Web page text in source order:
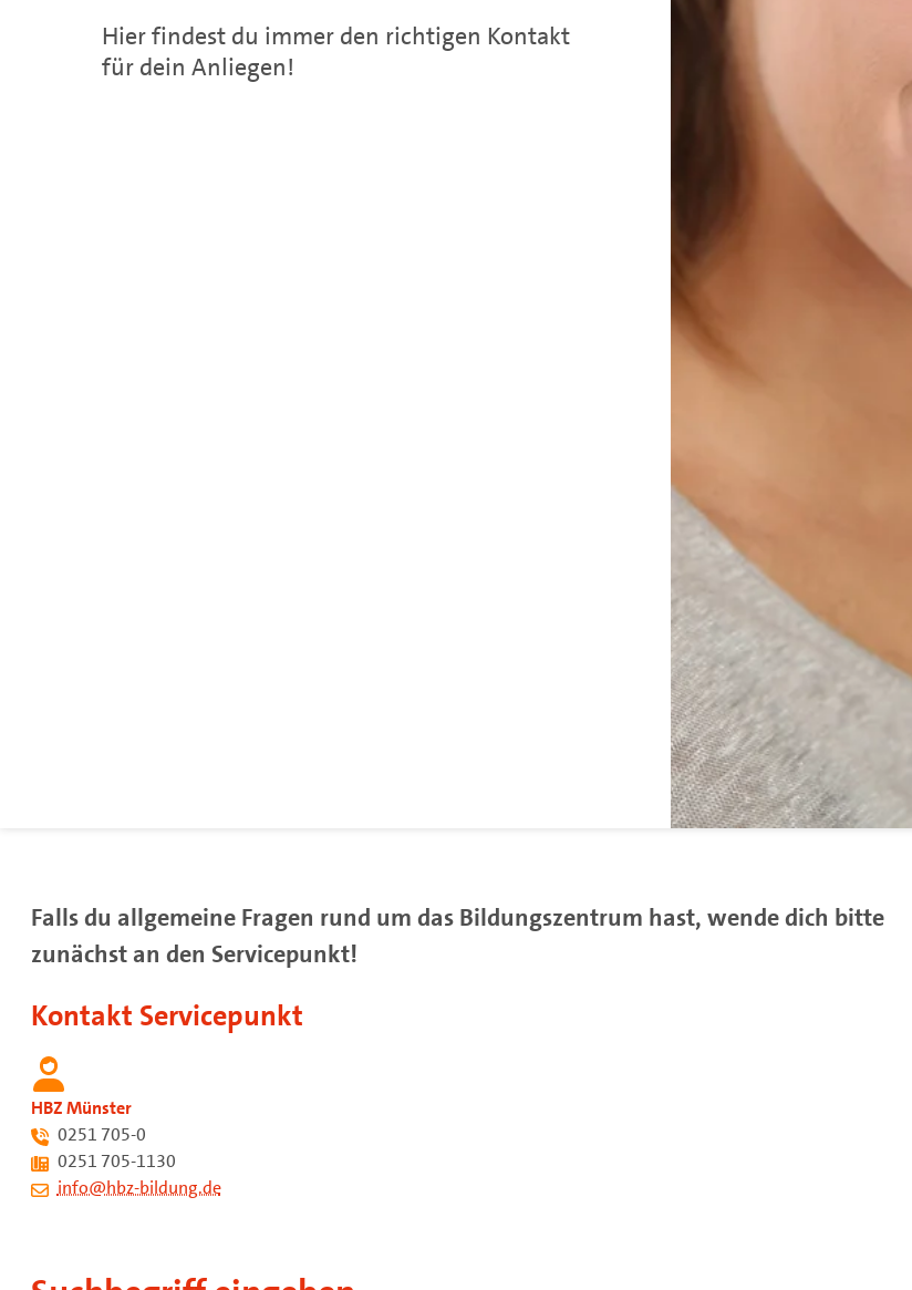
Hier findest du immer den richtigen Kontakt
für dein Anliegen!
Falls du allgemeine Fragen rund um das Bildungszentrum hast, wende dich bitte
zunächst an den Servicepunkt!
Kontakt Servicepunkt
HBZ Münster
0251 705-0
0251 705-1130
info@hbz-bildung.de